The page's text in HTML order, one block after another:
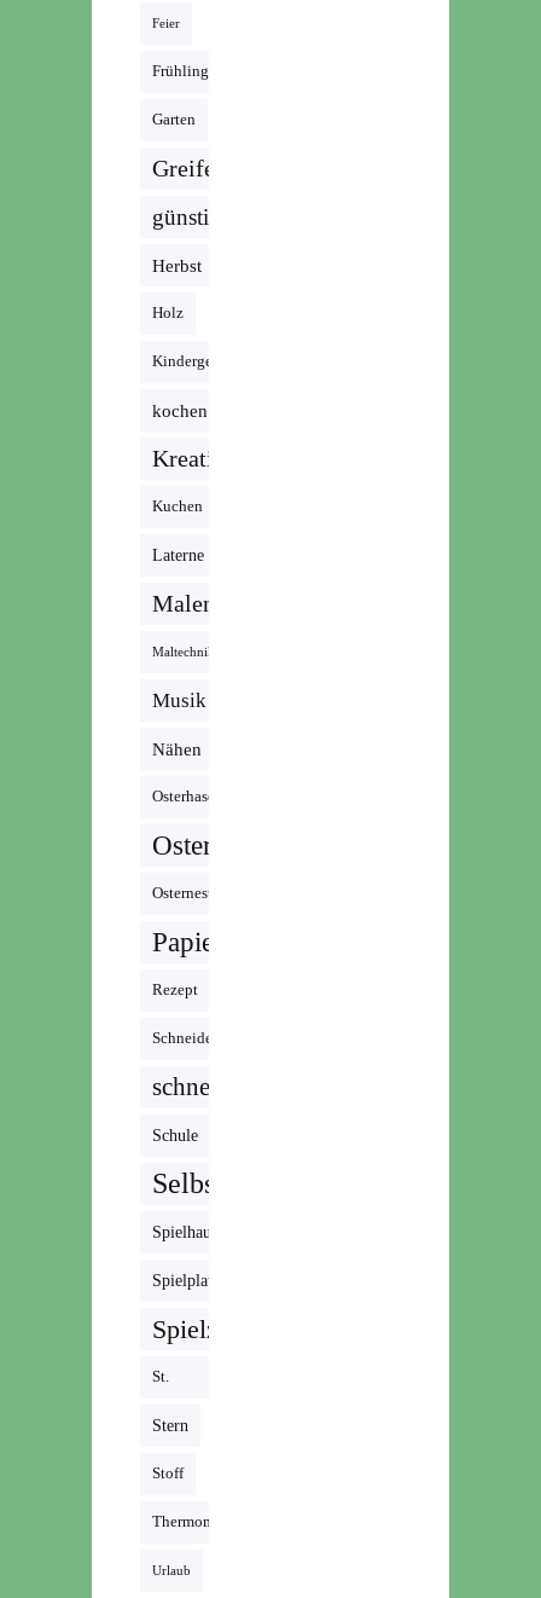
Feier
Frühling
Garten
Greifen
günstig
Herbst
Holz
Kindergeburtstag
kochen
Kreativ
Kuchen
Laterne
Malen
Maltechnik
Musik /
Radio /
Podcast
Nähen
Osterhase
Ostern
Osternest
Papier
Rezept
Schneiden
schnell
Schule
Selbstgemacht
Spielhaus
Spielplatz
Spielzeug
St.
Martin
Stern
Stoff
Thermomix
Urlaub